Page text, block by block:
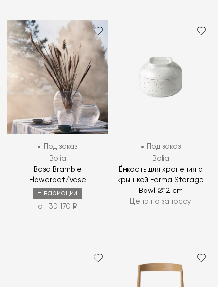
Под заказ
Bolia
Ваза Bramble
Flowerpot/Vase
+ вариации
от 30 170 ₽
Под заказ
Bolia
Ёмкость для хранения с
крышкой Forma Storage
Bowl Ø12 cm
Цена по запросу